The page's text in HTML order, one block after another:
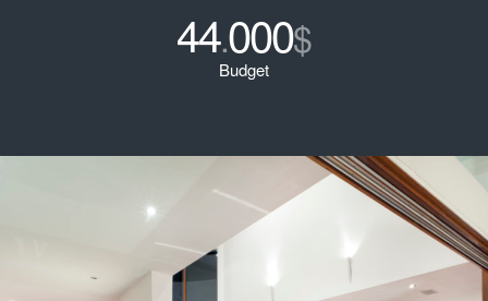
44.000$
Budget